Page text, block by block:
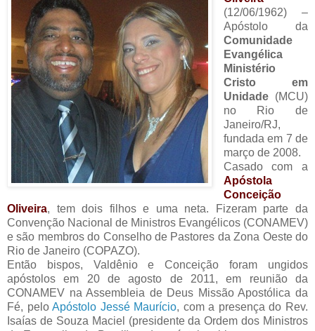
(12/06/1962) –
Apóstolo da
Comunidade
Evangélica
Ministério
Cristo em
Unidade(MCU)
no Rio de
Janeiro/RJ,
fundada em 7 de
março de 2008.
Casado com a
Apóstola
Conceição
Oliveira, tem dois filhos e uma neta. Fizeram parte da
Convenção Nacional de Ministros Evangélicos (CONAMEV)
e são membros do Conselho de Pastores da Zona Oeste do
Rio de Janeiro (COPAZO).
Então bispos, Valdênio e Conceição foram ungidos
apóstolos em 20 de agosto de 2011, em reunião da
CONAMEV na Assembleia de Deus Missão Apostólica da
Fé, peloApóstolo Jessé Maurício, com a presença do Rev.
Isaías de Souza Maciel (presidente da Ordem dos Ministros